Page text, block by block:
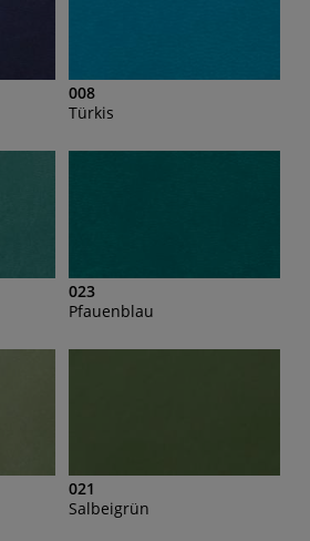
008
Türkis
023
Pfauenblau
021
Salbeigrün